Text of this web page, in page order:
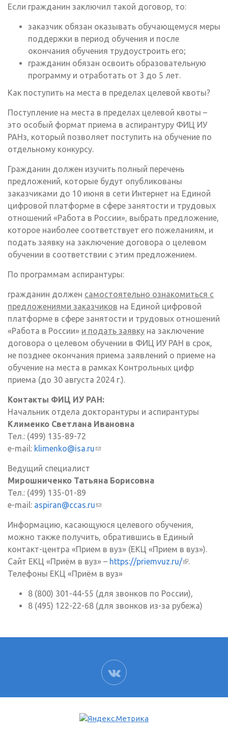
Если гражданин заключил такой договор, то:
заказчик обязан оказывать обучающемуся меры
поддержки в период обучения и после
окончания обучения трудоустроить его;
гражданин обязан освоить образовательную
программу и отработать от 3 до 5 лет.
Как поступить на места в пределах целевой квоты?
Поступление на места в пределах целевой квоты –
это особый формат приема в аспирантуру ФИЦ ИУ
РАНз, который позволяет поступить на обучение по
отдельному конкурсу.
Гражданин должен изучить полный перечень
предложений, которые будут опубликованы
заказчиками до 10 июня в сети Интернет на Единой
цифровой платформе в сфере занятости и трудовых
отношений «Работа в России», выбрать предложение,
которое наиболее соответствует его пожеланиям, и
подать заявку на заключение договора о целевом
обучении в соответствии с этим предложением.
По программам аспирантуры:
гражданин должен самостоятельно ознакомиться с
предложениями заказчиков на Единой цифровой
платформе в сфере занятости и трудовых отношений
«Работа в России» и подать заявку на заключение
договора о целевом обучении в ФИЦ ИУ РАН в срок,
не позднее окончания приема заявлений о приеме на
обучение на места в рамках Контрольных цифр
приема (до 30 августа 2024 г.).
Контакты ФИЦ ИУ РАН:
Начальник отдела докторантуры и аспирантуры
Клименко Светлана Ивановна
Тел.: (499) 135-89-72
e-mail: klimenko@isa.ru(ссылка для отправки email)
Ведущий специалист
Мирошниченко Татьяна Борисовна
Тел.: (499) 135-01-89
e-mail: aspiran@ccas.ru(ссылка для отправки email)
Информацию, касающуюся целевого обучения,
можно также получить, обратившись в Единый
контакт-центра «Прием в вуз» (ЕКЦ «Прием в вуз»).
Сайт ЕКЦ «Приём в вуз» – https://priemvuz.ru/(внешняя
.
Телефоны ЕКЦ «Приём в вуз»
8 (800) 301-44-55 (для звонков по России),
8 (495) 122-22-68 (для звонков из-за рубежа)
ВК